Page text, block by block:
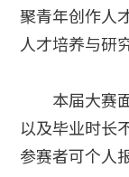
聚青年创作人
人才培养与研
本届大赛面
以及毕业时长
参赛者可个人